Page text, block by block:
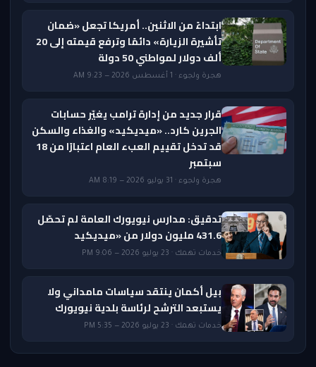
ابتداءً من الاثنين.. أمريكا تجعل «ضمان
تأشيرة الزيارة» دائمًا وترفع قيمته إلى 20
ألف دولار لمواطني 50 دولة
هجرة ولجوء · 1 أغسطس 2026 — 9:23 AM
قرار جديد من إدارة ترامب يغيّر حسابات
الجرين كارد.. «ميديكيد» والغذاء والسكن
قد تدخل تقييم العبء العام اعتبارًا من 18
سبتمبر
هجرة ولجوء · 31 يوليو 2026 — 8:19 AM
تدقيق: مدارس نيويورك العامة لم تحصّل
431.6 مليون دولار من «ميديكيد
خدمات تهمك · 23 يوليو 2026 — 9:06 PM
بيل أكمان ينتقد سياسات مامداني ولا
يستبعد الترشح لرئاسة بلدية نيويورك
خدمات تهمك · 23 يوليو 2026 — 5:35 PM